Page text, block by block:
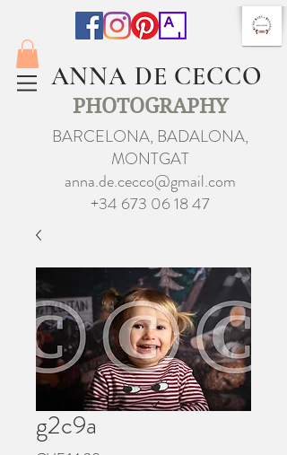
ANNA DE CECCO
PHOTOGRAPHY
BARCELONA, BADALONA,
MONTGAT
anna.de.cecco@gmail.com
+34 673 06 18 47
g2c9a